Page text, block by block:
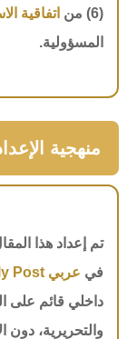
(6) من
اتفاقية
المسؤولية.
منهجية
تم إعداد هذا
في عربي Daily Post
داخلي قائم على
والتحريرية، دون